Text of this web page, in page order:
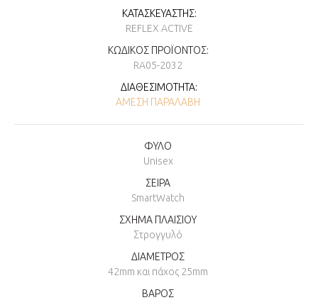
ΚΑΤΑΣΚΕΥΑΣΤΉΣ:
REFLEX ACTIVE
ΚΩΔΙΚΌΣ ΠΡΟΪΌΝΤΟΣ:
RA05-2032
ΔΙΑΘΕΣΙΜΌΤΗΤΑ:
ΆΜΕΣΗ ΠΑΡΑΛΑΒΉ
ΦΥΛΟ
Unisex
ΣΕΙΡΑ
SmartWatch
ΣΧΗΜΑ ΠΛΑΙΣΙΟΥ
Στρογγυλό
ΔΙΑΜΕΤΡΟΣ
42mm και πάχος 25mm
ΒΑΡΟΣ